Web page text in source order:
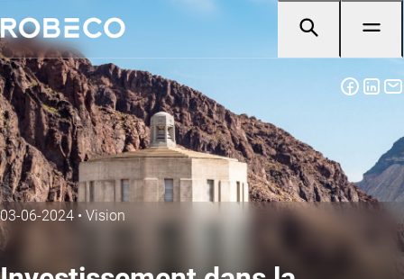
03-06-2024 • Vision